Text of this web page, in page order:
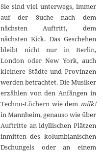
Sie sind viel unterwegs, immer
auf der Suche nach dem
nächsten Auftritt, dem
nächsten Kick. Das Geschehen
bleibt nicht nur in Berlin,
London oder New York, auch
kleinere Städte und Provinzen
werden betrachtet. Die Musiker
erzählen von den Anfängen in
Techno-Löchern wie dem milk!
in Mannheim, genauso wie über
Auftritte an idyllischen Plätzen
inmitten des kolumbianischen
Dschungels oder an einem